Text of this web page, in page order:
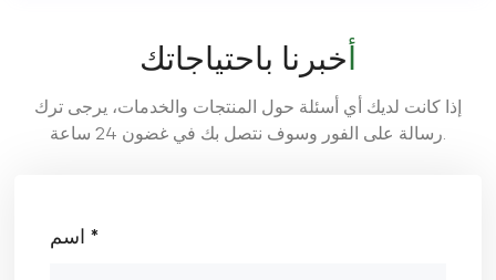
أخبرنا باحتياجاتك
إذا كانت لديك أي أسئلة حول المنتجات والخدمات، يرجى ترك
رسالة على الفور وسوف نتصل بك في غضون 24 ساعة.
اسم *